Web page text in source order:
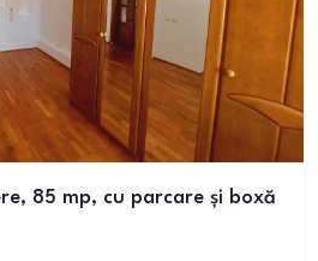
85 mp, cu parcare și boxă